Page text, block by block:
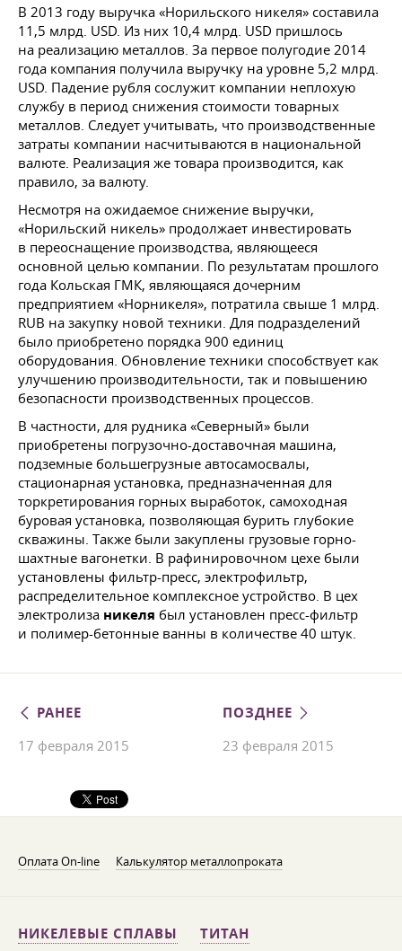
В 2013 году выручка «Норильского никеля» составила
11,5 млрд. USD. Из них 10,4 млрд. USD пришлось
на реализацию металлов. За первое полугодие 2014
года компания получила выручку на уровне 5,2 млрд.
USD. Падение рубля сослужит компании неплохую
службу в период снижения стоимости товарных
металлов. Следует учитывать, что производственные
затраты компании насчитываются в национальной
валюте. Реализация же товара производится, как
правило, за валюту.
Несмотря на ожидаемое снижение выручки,
«Норильский никель» продолжает инвестировать
в переоснащение производства, являющееся
основной целью компании. По результатам прошлого
года Кольская ГМК, являющаяся дочерним
предприятием «Норникеля», потратила свыше 1 млрд.
RUB на закупку новой техники. Для подразделений
было приобретено порядка 900 единиц
оборудования. Обновление техники способствует как
улучшению производительности, так и повышению
безопасности производственных процессов.
В частности, для рудника «Северный» были
приобретены погрузочно-доставочная машина,
подземные большегрузные автосамосвалы,
стационарная установка, предназначенная для
торкретирования горных выработок, самоходная
буровая установка, позволяющая бурить глубокие
скважины. Также были закуплены грузовые горно-
шахтные вагонетки. В рафинировочном цехе были
установлены фильтр-пресс, электрофильтр,
распределительное комплексное устройство. В цех
электролиза никеля был установлен пресс-фильтр
и полимер-бетонные ванны в количестве 40 штук.
РАНЕЕ
17 февраля 2015
ПОЗДНЕЕ
23 февраля 2015
Оплата On-line Калькулятор металлопроката
НИКЕЛЕВЫЕ СПЛАВЫ ТИТАН